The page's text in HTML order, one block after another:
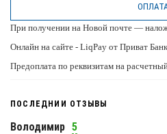
При получении на Новой почте —
Онлайн на сайте - LiqPay от Приват
Предоплата по реквизитам на
ПОСЛЕДНИИ ОТЗЫВЫ
Володимир 5